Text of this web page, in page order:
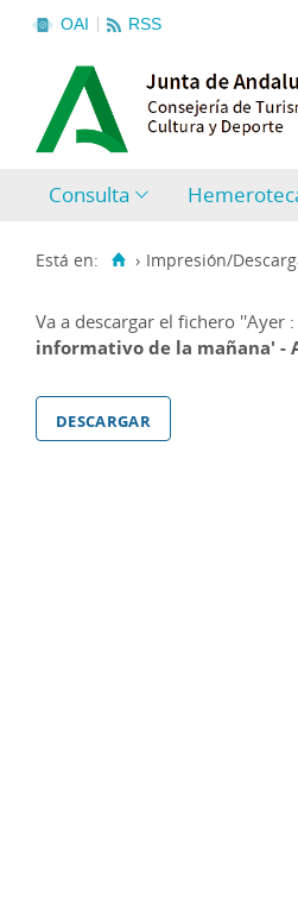
OAI RSS
Consulta
Está en: › Impresión/
Va a descargar el fichero ''Ayer
informativo de la mañana' -